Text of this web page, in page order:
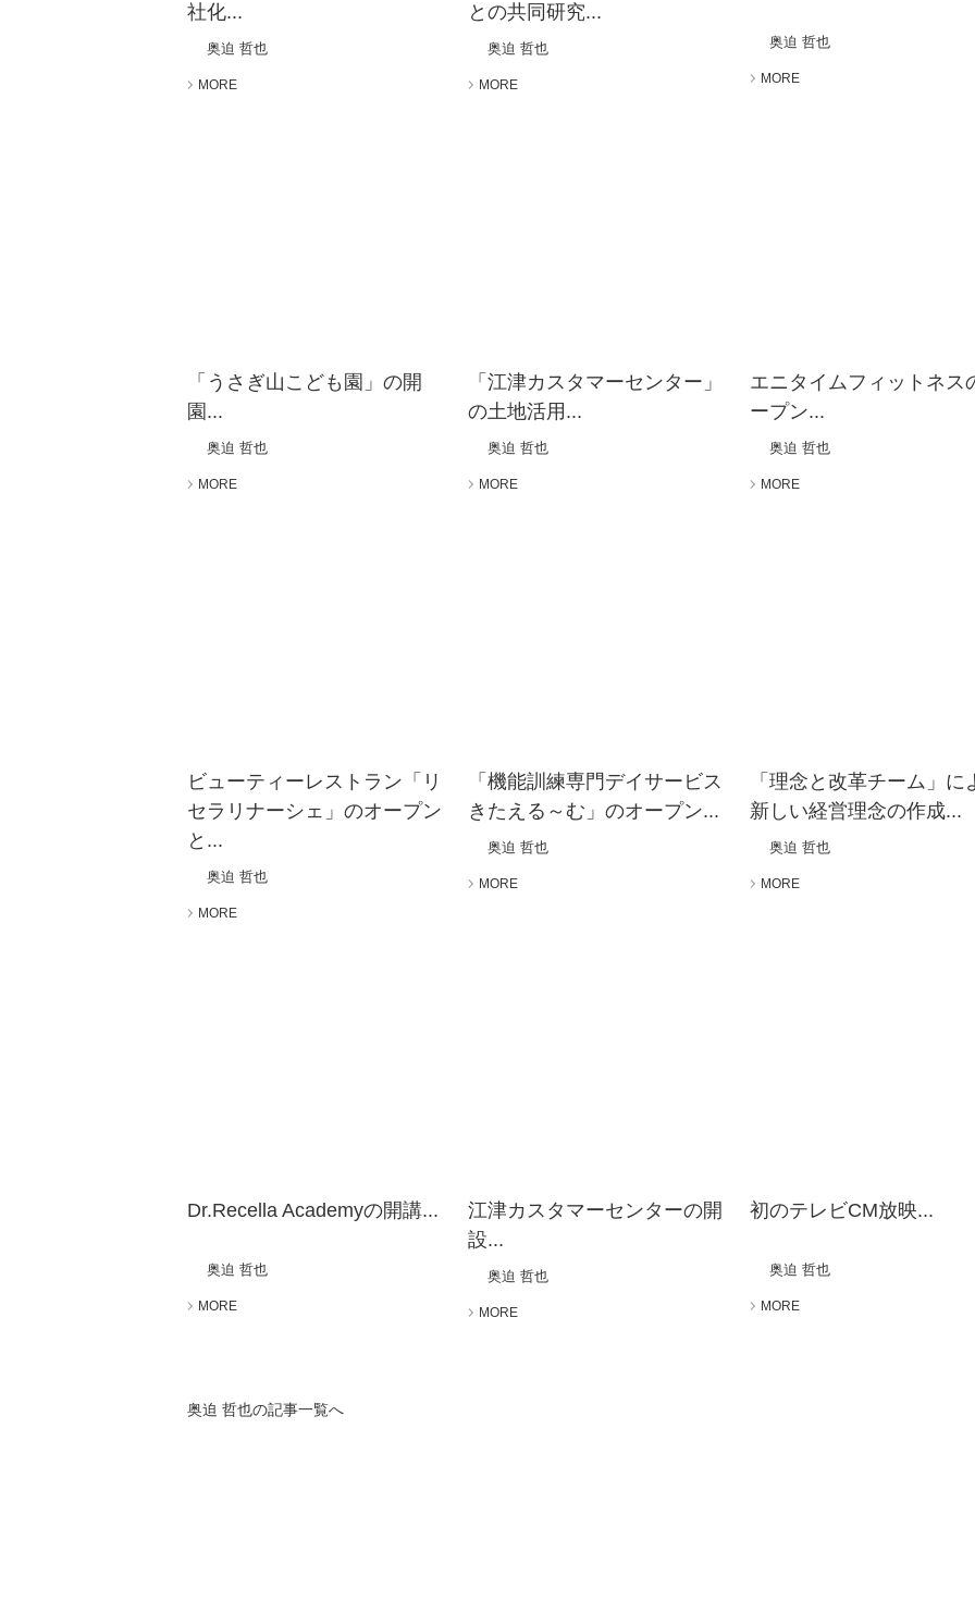
社化...
奥迫 哲也
MORE
との共同研究...
奥迫 哲也
MORE
奥迫 哲也
MORE
「うさぎ山こども園」の開
園...
奥迫 哲也
MORE
「江津カスタマーセンター」
の土地活用...
奥迫 哲也
MORE
エニタイムフィットネス
ープン...
奥迫 哲也
MORE
ビューティーレストラン「リ
セラリナーシェ」のオープン
と...
奥迫 哲也
MORE
「機能訓練専門デイサービス
きたえる～む」のオープン...
奥迫 哲也
MORE
「理念と改革チーム」に
新しい経営理念の作成...
奥迫 哲也
MORE
Dr.Recella Academyの開講...
奥迫 哲也
MORE
江津カスタマーセンターの開
設...
奥迫 哲也
MORE
初のテレビCM放映...
奥迫 哲也
MORE
奥迫 哲也の記事一覧へ